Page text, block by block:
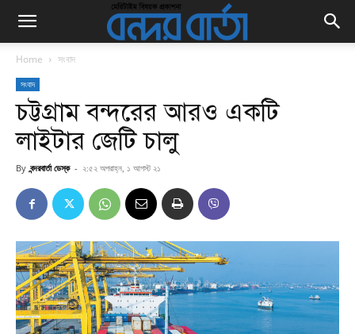
Home সংবাদ
সংবাদ
চট্টগ্রাম বন্দরের আরও একটি
লাইটার জেটি চালু
By বন্দরবার্তা ডেস্ক - ২:৫২ অপরাহ্ন, ১ আগস্ট ২১